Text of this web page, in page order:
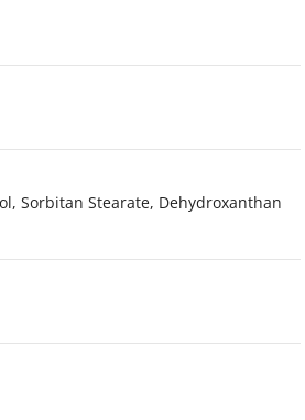
Sorbitan Stearate, Dehydroxanthan